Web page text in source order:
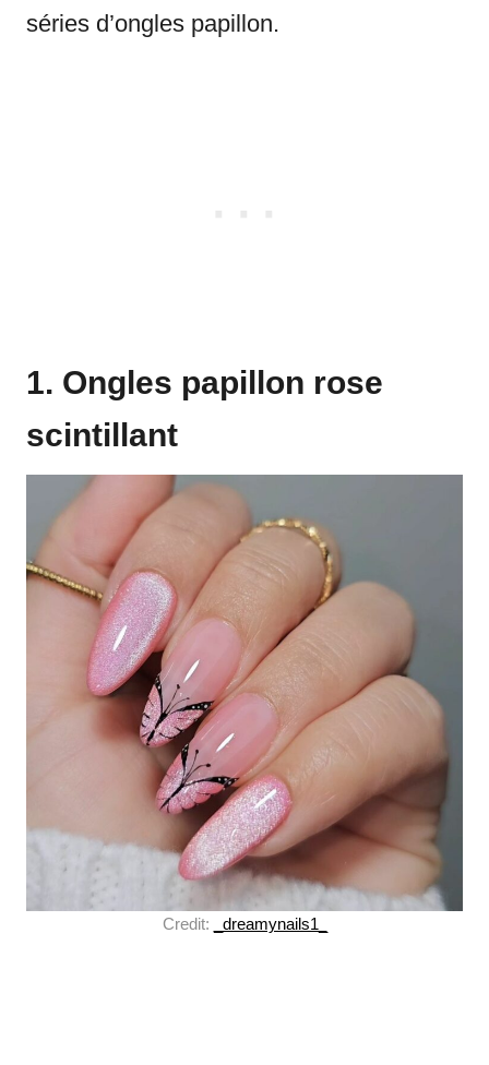
séries d’ongles papillon.
1. Ongles papillon rose
scintillant
Credit: _dreamynails1_